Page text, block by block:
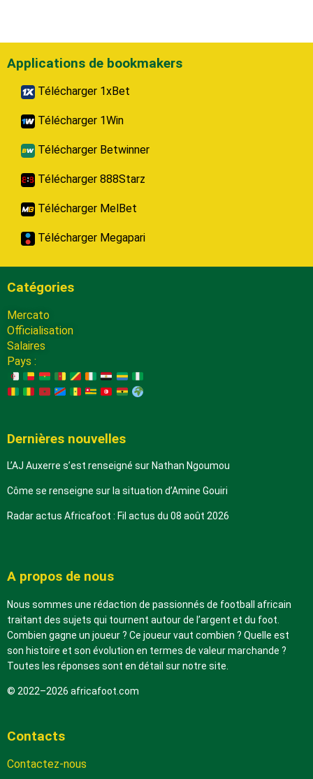
Applications de bookmakers
Télécharger 1xBet
Télécharger 1Win
Télécharger Betwinner
Télécharger 888Starz
Télécharger MelBet
Télécharger Megapari
Catégories
Mercato
Officialisation
Salaires
Pays :
Dernières nouvelles
L’AJ Auxerre s’est renseigné sur Nathan Ngoumou
Côme se renseigne sur la situation d’Amine Gouiri
Radar actus Africafoot : Fil actus du 08 août 2026
A propos de nous
Nous sommes une rédaction de passionnés de football africain
traitant des sujets qui tournent autour de l’argent et du foot.
Combien gagne un joueur ? Ce joueur vaut combien ? Quelle est
son histoire et son évolution en termes de valeur marchande ?
Toutes les réponses sont en détail sur notre site.
© 2022–2026 africafoot.com
Contacts
Contactez-nous